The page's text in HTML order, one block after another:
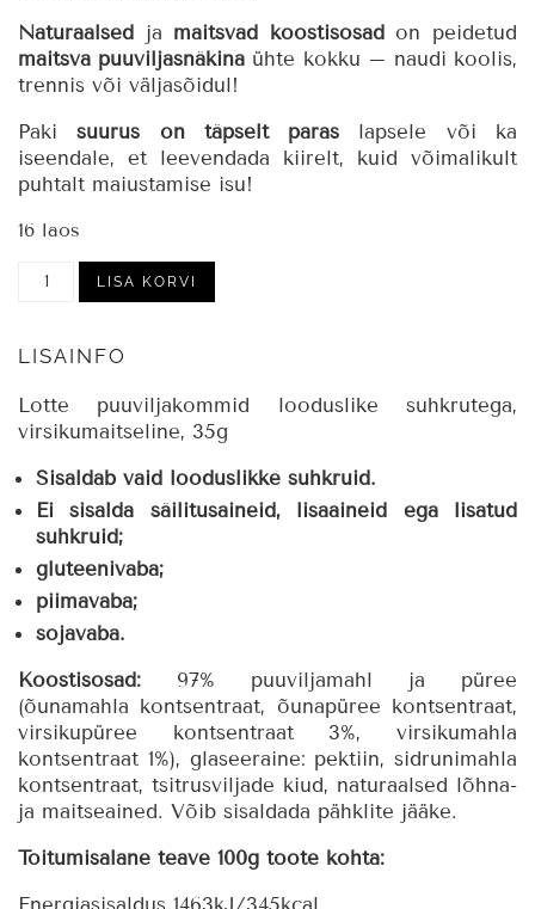
Naturaalsed ja maitsvad koostisosadon peidetud
maitsva puuviljasnäkina ühte kokku – naudi koolis,
trennis või väljasõidul!
Pakisuurus on täpselt paras lapsele või ka
iseendale, et leevendada kiirelt, kuid võimalikult
puhtalt maiustamise isu!
16 laos
Lotte
puuviljakommid
suhkrutega,
kogus
LISA KORVI
LISAINFO
Lotte puuviljakommid looduslike suhkrutega,
virsikumaitseline, 35g
Sisaldab vaid looduslikke suhkruid.
Ei sisalda säilitusaineid, lisaaineid ega lisatud
suhkruid;
gluteenivaba;
piimavaba;
sojavaba.
Koostisosad: 97% puuviljamahl ja püree
(õunamahla kontsentraat, õunapüree kontsentraat,
virsikupüree kontsentraat 3%, virsikumahla
kontsentraat 1%), glaseeraine: pektiin, sidrunimahla
kontsentraat, tsitrusviljade kiud, naturaalsed lõhna-
ja maitseained. Võib sisaldada pähklite jääke.
Toitumisalane teave 100g toote kohta: